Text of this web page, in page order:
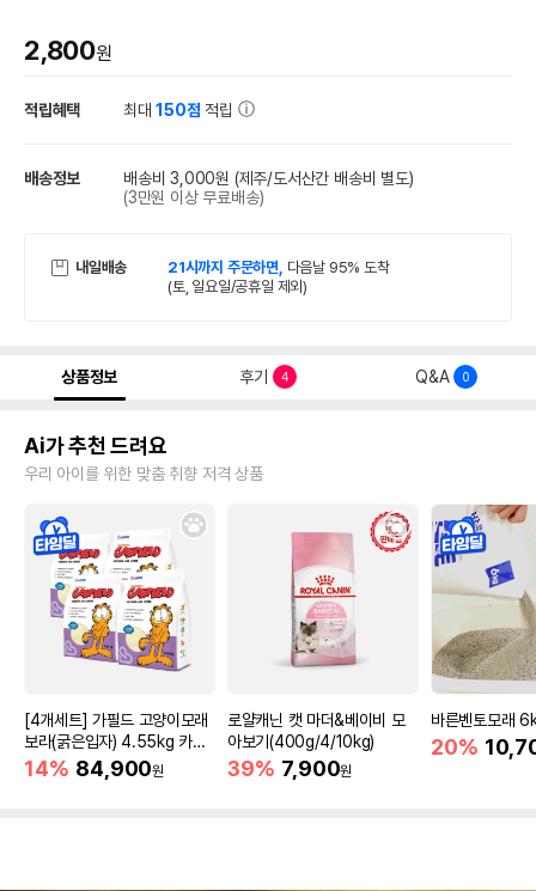
2,800원
적립혜택 최대150점 적립
배송정보 배송비 3,000원 (제주/도서산간 배송비 별도)
(3만원 이상 무료배송)
내일배송 21시까지 주문하면, 다음날 95% 도착
(토, 일요일/공휴일 제외)
상품정보 후기 4 Q&A 0
Ai가 추천 드려요
우리 아이를 위한 맞춤 취향 저격 상품
[4개세트] 가필드 고양이모래
보라(굵은입자) 4.55kg 카사
바모래
14% 84,900원
로얄캐닌 캣 마더&베이비 모
아보기(400g/4/10kg)
39% 7,900원
바른벤토모래
20%